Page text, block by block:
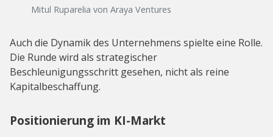
Mitul Ruparelia von Araya Ventures
Auch die Dynamik des Unternehmens spielte eine Rolle.
Die Runde wird als strategischer
Beschleunigungsschritt gesehen, nicht als reine
Kapitalbeschaffung.
Positionierung im KI-Markt